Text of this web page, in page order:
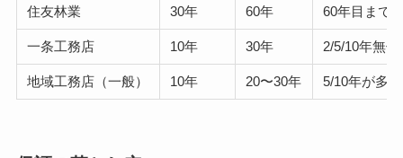
住友林業 30年 60年 60年目まで5
一条工務店 10年 30年 2/5/10年無
地域工務店（一般） 10年 20〜30年 5/10年が多